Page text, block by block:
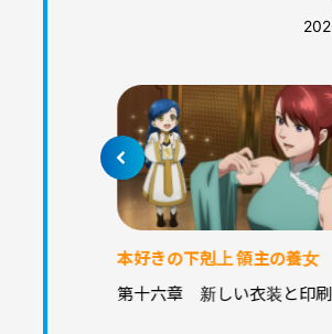
本好きの下剋上 領主の養女
第十六章 新しい衣装と印